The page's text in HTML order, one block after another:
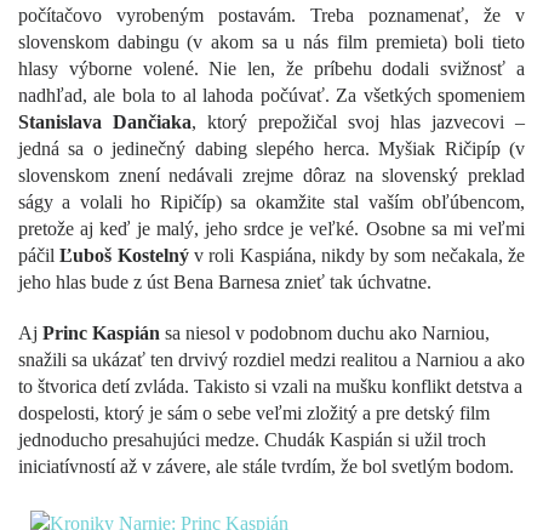
počítačovo vyrobeným postavám. Treba poznamenať, že v
slovenskom dabingu (v akom sa u nás film premieta) boli tieto
hlasy výborne volené. Nie len, že príbehu dodali svižnosť a
nadhľad, ale bola to al lahoda počúvať. Za všetkých spomeniem
Stanislava Dančiaka, ktorý prepožičal svoj hlas jazvecovi –
jedná sa o jedinečný dabing slepého herca. Myšiak Ričipíp (v
slovenskom znení nedávali zrejme dôraz na slovenský preklad
ságy a volali ho Ripičíp) sa okamžite stal vaším obľúbencom,
pretože aj keď je malý, jeho srdce je veľké. Osobne sa mi veľmi
páčilĽuboš Kostelnýv roli Kaspiána, nikdy by som nečakala, že
jeho hlas bude z úst Bena Barnesa znieť tak úchvatne.
Aj Princ Kaspián sa niesol v podobnom duchu ako Narniou,
snažili sa ukázať ten drvivý rozdiel medzi realitou a Narniou a ako
to štvorica detí zvláda. Takisto si vzali na mušku konflikt detstva a
dospelosti, ktorý je sám o sebe veľmi zložitý a pre detský film
jednoducho presahujúci medze. Chudák Kaspián si užil troch
iniciatívností až v závere, ale stále tvrdím, že bol svetlým bodom.